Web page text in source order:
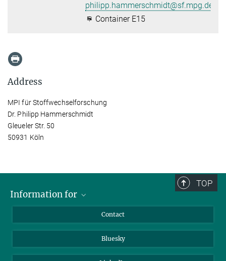
philipp.hammerschmidt@sf.mpg.de
Container E15
Address
MPI für Stoffwechselforschung
Dr. Philipp Hammerschmidt
Gleueler Str. 50
50931 Köln
TOP
Information for
Journalists
Scientists
Contact
Bluesky